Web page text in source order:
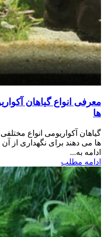
معرفی انواع گیاهان
ها
گیاهان آکواریومی انواع
ها می دهند برای نگهداری از آن
ادامه به...
ادامه مطلب